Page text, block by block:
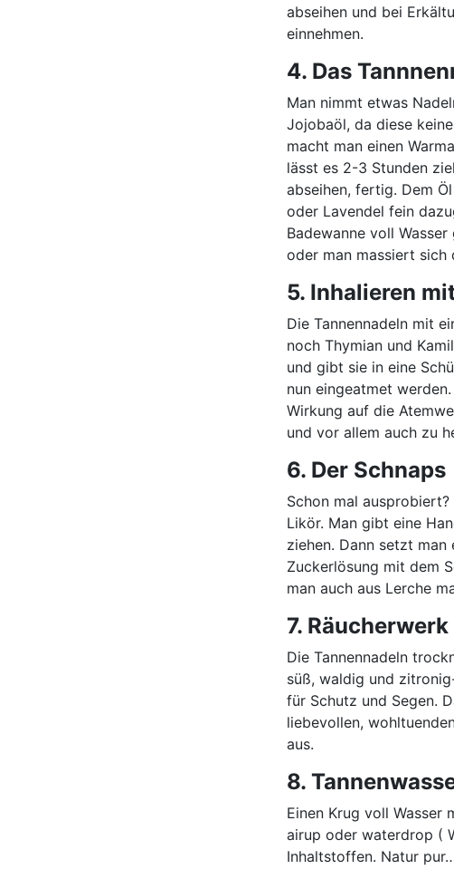
abseihen und bei
einnehmen.
4. Das
Man nimmt etwas
Jojobaöl, da diese
macht man einen
lässt es 2-3 Stunden
abseihen, fertig. Dem
oder Lavendel fein
Badewanne voll
oder man massiert sich
5. Inhalieren
Die Tannennadeln mit
noch Thymian und
und gibt sie in eine
nun eingeatmet
Wirkung auf die
und vor allem auch zu
6. Der Schnaps
Schon mal
Likör. Man gibt eine
ziehen. Dann setzt man
Zuckerlösung mit dem
man auch aus Lerche
7. Räucherwerk
Die Tannennadeln
süß, waldig und
für Schutz und Segen.
liebevollen,
aus.
8.
Einen Krug voll Wasser
airup oder waterdrop (
Inhaltstoffen. Natur